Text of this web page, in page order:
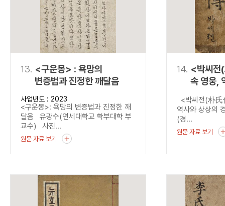
13. <구운몽> : 욕망의
변증법과 진정한 깨달음
사업년도 : 2023
<구운몽>: 욕망의 변증법과 진정한 깨
달음 유광수(연세대학교 학부대학 부
교수) 사진...
원문 자료 보기
14. <박씨
속 영웅,
경계를
<박씨전(朴
역사와 상상의
(경...
원문 자료 보기